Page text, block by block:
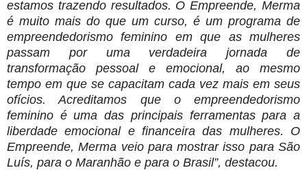
estamos trazendo resultados. O Empreende, Merma
é muito mais do que um curso, é um programa de
empreendedorismo feminino em que as mulheres
passam por uma verdadeira jornada de
transformação pessoal e emocional, ao mesmo
tempo em que se capacitam cada vez mais em seus
ofícios. Acreditamos que o empreendedorismo
feminino é uma das principais ferramentas para a
liberdade emocional e financeira das mulheres. O
Empreende, Merma veio para mostrar isso para São
Luís, para o Maranhão e para o Brasil”, destacou.